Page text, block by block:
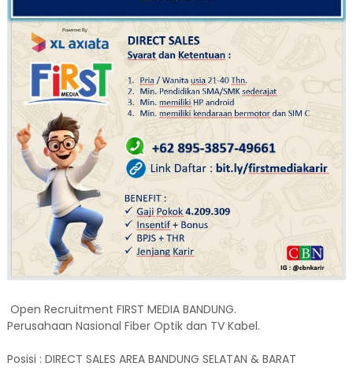
Open Recruitment FIRST MEDIA BANDUNG.
Perusahaan Nasional Fiber Optik dan TV Kabel.
Posisi : DIRECT SALES AREA BANDUNG SELATAN & BARAT